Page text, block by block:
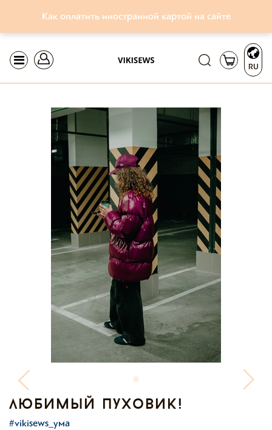
Как оплатить иностранной картой на сайте
RU
любимый пуховик!
#vikisews_ума